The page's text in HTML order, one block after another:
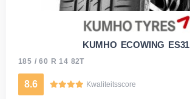
KUMHO ECOWING ES31
185 / 60 R 14 82T
8.6 Kwaliteitsscore